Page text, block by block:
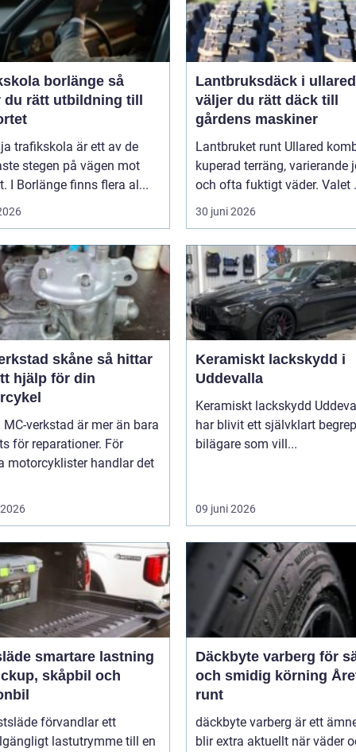
borlänge så
rätt utbildning till
trafikskola är ett av de
stegen på vägen mot
I Borlänge finns flera al...
Lantbruksdäck i ullared
väljer du rätt däck till
gårdens maskiner
Lantbruket runt Ullared
kuperad terräng, varierande
och ofta fuktigt väder. Valet
30 juni 2026
skåne så hittar
hjälp för din
MC-verkstad är mer än bara
för reparationer. För
motorcyklister handlar det
Keramiskt lackskydd i
Uddevalla
Keramiskt lackskydd
har blivit ett självklart
bilägare som vill...
09 juni 2026
lastning
skåpbil och
förvandlar ett
lastutrymme till en
Däckbyte varberg för
och smidig körning
runt
däckbyte varberg är ett
blir extra aktuellt när väder